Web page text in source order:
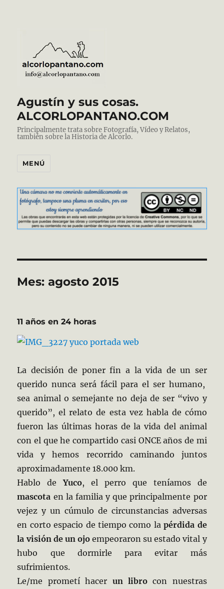
Agustín y sus cosas.
ALCORLOPANTANO.COM
Principalmente trata sobre Fotografía, Vídeo y Relatos,
también sobre la Historia de Alcorlo.
MENÚ
Mes:agosto 2015
11 años en 24 horas
La decisión de poner fin a la vida de un ser
querido nunca será fácil para el ser humano,
sea animal o semejante no deja de ser “vivo y
querido”, el relato de esta vez habla de cómo
fueron las últimas horas de la vida del animal
con el que he compartido casi ONCE años de mi
vida y hemos recorrido caminando juntos
aproximadamente 18.000 km.
Hablo deYuco, el perro que teníamos de
mascota en la familia y que principalmente por
vejez y un cúmulo de circunstancias adversas
en corto espacio de tiempo como lapérdida de
la visión de un ojoempeoraron su estado vital y
hubo que dormirle para evitar más
sufrimientos.
Le/me prometí hacer un librocon nuestras